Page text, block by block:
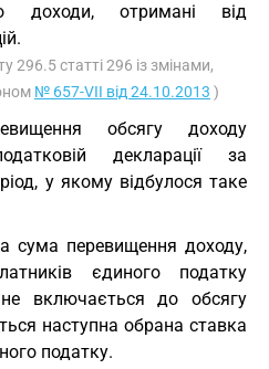
доходи, отримані від
296.5 статті 296 із змінами,
№ 657-VII від 24.10.2013 )
обсягу доходу
декларації за
у якому відбулося таке
сума перевищення доходу,
єдиного податку
включається до обсягу
наступна обрана ставка
податку.